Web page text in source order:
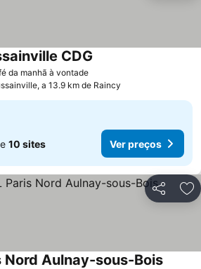
da manhã à vontade
CDG
a 13.9 km de Raincy
10 sites Ver preços
Partilhar
Nord Aulnay-sous-Bois